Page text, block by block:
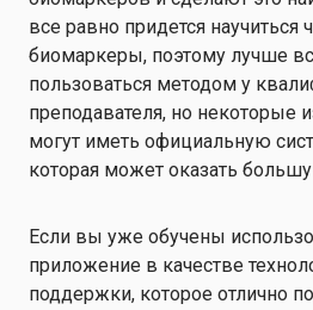
все равно придется научиться
биомаркеры, поэтому лучше
пользоваться методом у
преподавателя, но некоторые
могут иметь официальную
которая может оказать
Если вы уже обучены
приложение в качестве
поддержки, которое отлично